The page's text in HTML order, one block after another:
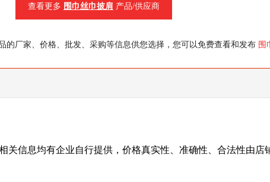
查看更多 围巾丝巾披肩 产品/供应商
的厂家、价格、批发、采购等信息供您选择，您可以免费查看和发布 围
关信息均有企业自行提供，价格真实性、准确性、合法性由